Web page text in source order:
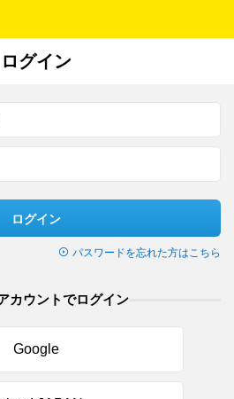
ログイン
ログイン
パスワードを忘れた方はこちら
カウントでログイン
Google